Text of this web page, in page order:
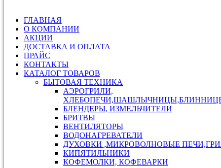
ГЛАВНАЯ
О КОМПАНИИ
АКЦИИ
ДОСТАВКА И ОПЛАТА
ПРАЙС
КОНТАКТЫ
КАТАЛОГ ТОВАРОВ
БЫТОВАЯ ТЕХНИКА
АЭРОГРИЛИ,
БЛЕНДЕРЫ, ИЗМЕЛЬЧИТЕЛИ
БРИТВЫ
ВЕНТИЛЯТОРЫ
ВОДОНАГРЕВАТЕЛИ
ДУХОВКИ ,МИКРОВОЛНОВЫЕ
КИПЯТИЛЬНИКИ
КОФЕМОЛКИ, КОФЕВАРКИ